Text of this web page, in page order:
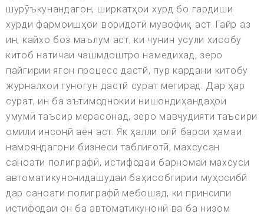
шурӯъкунандагон, ширкатҳои хурд бо гардиши
хурди фармоишҳои воридотӣ мувофиқ аст. Гайр аз
ин, кайхо боз маълум аст, ки чунин усули хисобу
китоб натичаи чашмдоштро намедихад, зеро
пайгирии ягон процесс дастй, пур кардани китобу
журналхои гуногун дастй сурат мегирад. Дар ҳар
сурат, ин ба эътимоднокии нишондиҳандаҳои
умумӣ таъсир мерасонад, зеро мавҷудияти таъсири
омили инсонӣ аён аст. Як ҳалли олӣ барои ҳамаи
намояндагони бизнеси таблиғотӣ, махсусан
саноати полиграфӣ, истифодаи барномаи махсуси
автоматикунонидашудаи баҳисобгирии муҳосибӣ
дар саноати полиграфӣ мебошад, ки принсипи
истифодаи он ба автоматикунонӣ ва ба низом